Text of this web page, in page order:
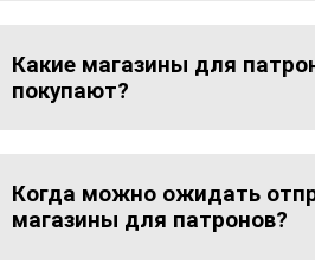
Какие магазины для
покупают?
Когда можно ожидать
магазины для патронов?